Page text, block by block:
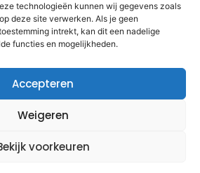
technologieën kunnen wij gegevens zoals
deze site verwerken. Als je geen
intrekt, kan dit een nadelige
functies en mogelijkheden.
Accepteren
Weigeren
voorkeuren
Product
Tarieven
Kennis
Testimonials
Contact
Affiliate worden